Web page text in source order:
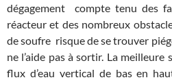
dégagement compte tenu des
réacteur et des nombreux
de soufre risque de se trouver
ne l’aide pas à sortir. La
flux d’eau vertical de bas en